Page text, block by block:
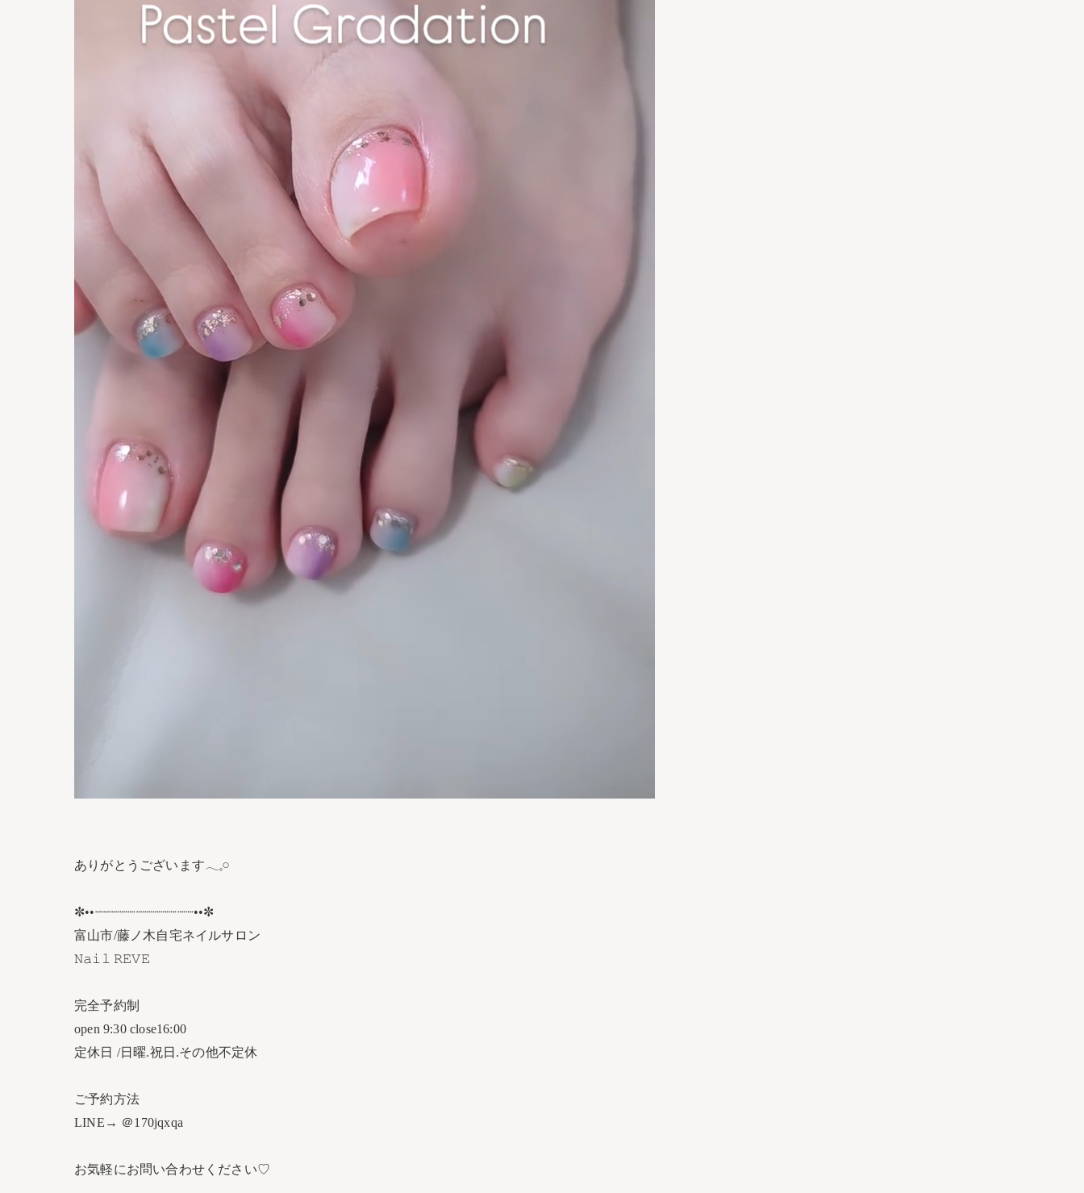
ありがとうございます𓂃𓈒𓏸︎︎︎︎
✼••┈┈┈┈┈┈┈┈┈┈┈┈••✼
富山市/藤ノ木自宅ネイルサロン
𝙽𝚊𝚒𝚕 𝚁𝙴𝚅𝙴
完全予約制
open 9:30 close16:00
定休日 /日曜.祝日.その他不定休
ご予約方法
LINE→ ＠170jqxqa
お気軽にお問い合わせください♡